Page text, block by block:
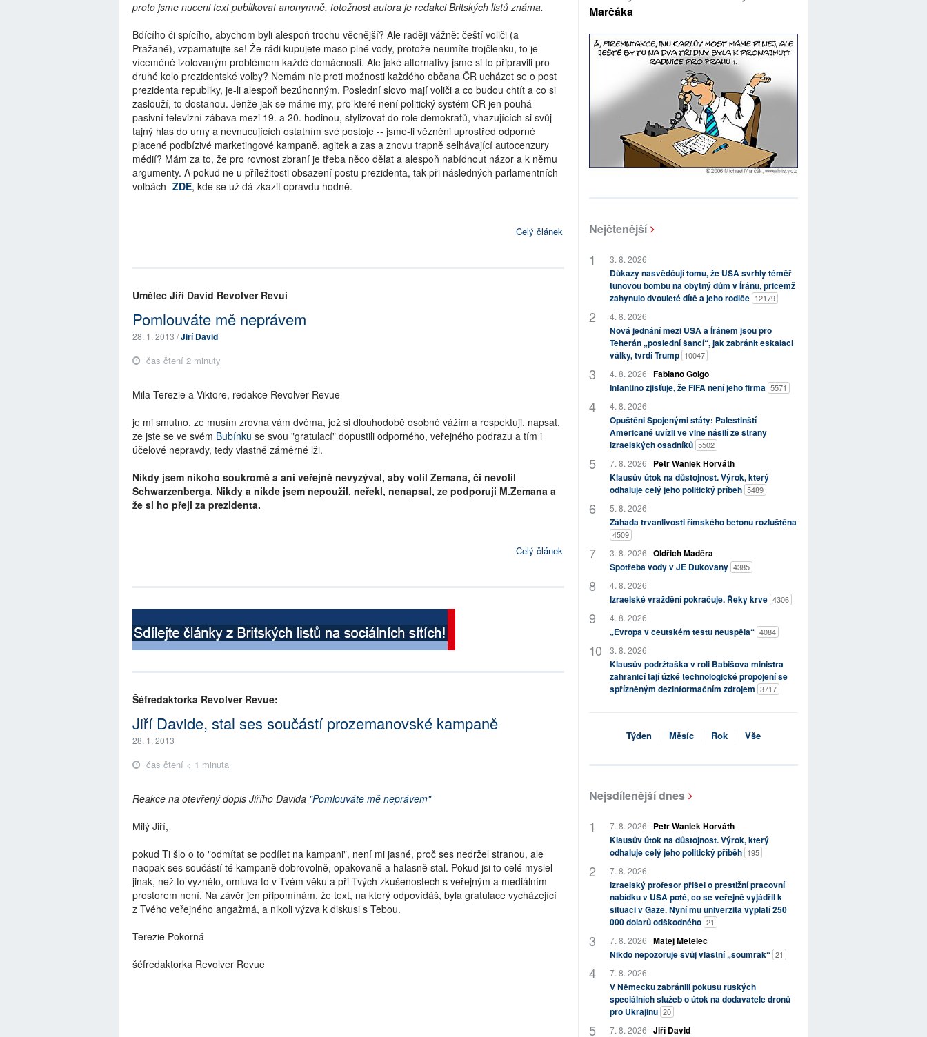
proto jsme nuceni text publikovat anonymně, totožnost autora je redakci Britských listů známa.
Bdícího či spícího, abychom byli alespoň trochu věcnější? Ale raději vážně: čeští voliči (a
Pražané), vzpamatujte se! Že rádi kupujete maso plné vody, protože neumíte trojčlenku, to je
víceméně izolovaným problémem každé domácnosti. Ale jaké alternativy jsme si to připravili pro
druhé kolo prezidentské volby? Nemám nic proti možnosti každého občana ČR ucházet se o post
prezidenta republiky, je-li alespoň bezúhonným. Poslední slovo mají voliči a co budou chtít a co si
zaslouží, to dostanou. Jenže jak se máme my, pro které není politický systém ČR jen pouhá
pasivní televizní zábava mezi 19. a 20. hodinou, stylizovat do role demokratů, vhazujících si svůj
tajný hlas do urny a nevnucujících ostatním své postoje -- jsme-li vězněni uprostřed odporné
placené podbízivé marketingové kampaně, agitek a zas a znovu trapně selhávající autocenzury
médií? Mám za to, že pro rovnost zbraní je třeba něco dělat a alespoň nabídnout názor a k němu
argumenty. A pokud ne u příležitosti obsazení postu prezidenta, tak při následných parlamentních
volbách ZDE, kde se už dá zkazit opravdu hodně.
Celý článek
Umělec Jiří David Revolver Revui
Pomlouváte mě neprávem
28. 1. 2013 /Jiří David
čas čtení 2 minuty
Mila Terezie a Viktore, redakce Revolver Revue
je mi smutno, ze musím zrovna vám dvěma, jež si dlouhodobě osobně vážím a respektuji, napsat,
ze jste se ve svém Bubínku se svou "gratulací" dopustili odporného, veřejného podrazu a tím i
účelové nepravdy, tedy vlastně záměrné lži.
Nikdy jsem nikoho soukromě a ani veřejně nevyzýval, aby volil Zemana, či nevolil
Schwarzenberga. Nikdy a nikde jsem nepoužil, neřekl, nenapsal, ze podporuji M.Zemana a
že si ho přeji za prezidenta.
Celý článek
Šéfredaktorka Revolver Revue:
Jiří Davide, stal ses součástí prozemanovské kampaně
28. 1. 2013
čas čtení < 1 minuta
Reakce na otevřený dopis Jiřího Davida "Pomlouváte mě neprávem"
Milý Jiří,
pokud Ti šlo o to "odmítat se podílet na kampani", není mi jasné, proč ses nedržel stranou, ale
naopak ses součástí té kampaně dobrovolně, opakovaně a halasně stal. Pokud jsi to celé myslel
jinak, než to vyznělo, omluva to v Tvém věku a při Tvých zkušenostech s veřejným a mediálním
prostorem není. Na závěr jen připomínám, že text, na který odpovídáš, byla gratulace vycházející
z Tvého veřejného angažmá, a nikoli výzva k diskusi s Tebou.
Terezie Pokorná
šéfredaktorka Revolver Revue
Marčáka
Nejčtenější
3. 8. 2026
Důkazy nasvědčují tomu, že USA svrhly téměř
tunovou bombu na obytný dům v Íránu, přičemž
zahynulo dvouleté dítě a jeho rodiče 12179
4. 8. 2026
Nová jednání mezi USA a Íránem jsou pro
Teherán „poslední šancí“, jak zabránit eskalaci
války, tvrdí Trump 10047
4. 8. 2026 Fabiano Golgo
Infantino zjišťuje, že FIFA není jeho firma 5571
4. 8. 2026
Opuštěni Spojenými státy: Palestinští
Američané uvízli ve vlně násilí ze strany
izraelských osadníků 5502
7. 8. 2026
Petr Waniek Horváth
Klausův útok na důstojnost. Výrok, který
odhaluje celý jeho politický příběh 5489
5. 8. 2026
Záhada trvanlivosti římského betonu rozluštěna
4509
3. 8. 2026 Oldřich Maděra
Spotřeba vody v JE Dukovany 4385
4. 8. 2026
Izraelské vraždění pokračuje. Řeky krve 4306
4. 8. 2026
„Evropa v ceutském testu neuspěla“ 4084
3. 8. 2026
Klausův podržtaška v roli Babišova ministra
zahraničí tají úzké technologické propojení se
spřízněným dezinformačním zdrojem 3717
Týden Měsíc Rok Vše
Nejsdílenější dnes
7. 8. 2026
Petr Waniek Horváth
Klausův útok na důstojnost. Výrok, který
odhaluje celý jeho politický příběh 195
7. 8. 2026
Izraelský profesor přišel o prestižní pracovní
nabídku v USA poté, co se veřejně vyjádřil k
situaci v Gaze. Nyní mu univerzita vyplatí 250
000 dolarů odškodného 21
7. 8. 2026 Matěj Metelec
Nikdo nepozoruje svůj vlastní „soumrak“ 21
7. 8. 2026
V Německu zabránili pokusu ruských
speciálních služeb o útok na dodavatele dronů
pro Ukrajinu 20
7. 8. 2026 Jiří David